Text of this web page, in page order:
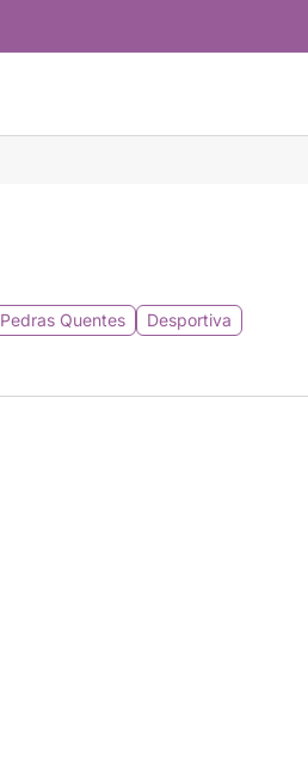
Pedras Quentes Desportiva